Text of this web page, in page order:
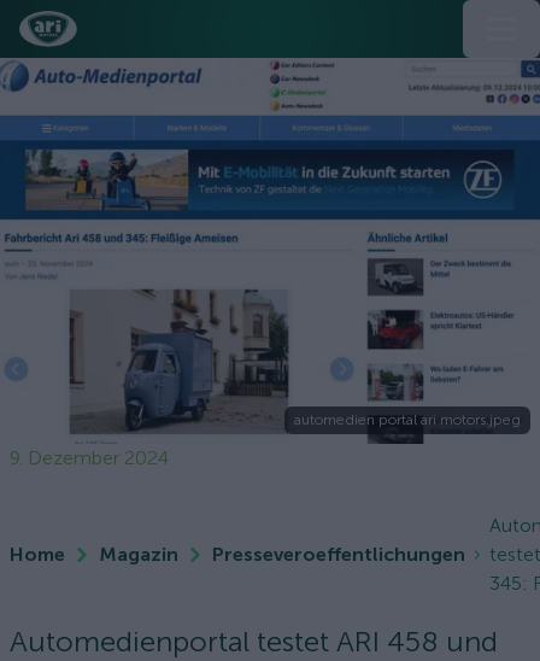
automedien portal ari motors.jpeg
9. Dezember 2024
Home Magazin Presseveroeffentlichungen
345:
Automedienportal testet ARI 458 und